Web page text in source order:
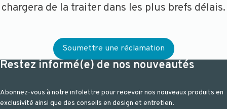
chargera de la traiter dans les plus brefs délais.
Soumettre une réclamation
Restez informé(e) de nos nouveautés
Abonnez-vous à notre infolettre pour recevoir nos nouveaux produits en
exclusivité ainsi que des conseils en design et entretien.